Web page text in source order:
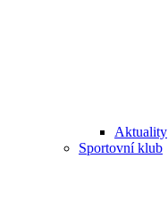
Aktuality
Sportovní klub